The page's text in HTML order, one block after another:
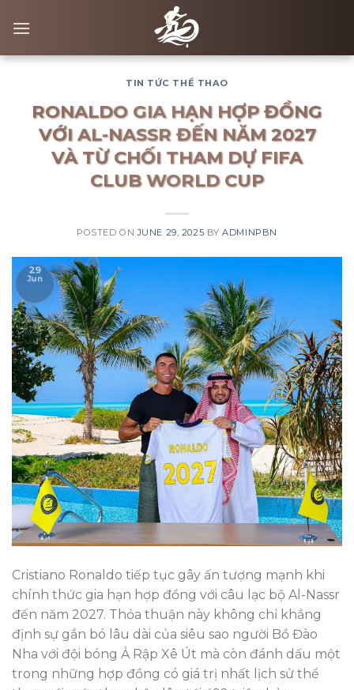
TIN TỨC THỂ THAO
RONALDO GIA HẠN HỢP ĐỒNG
VỚI AL-NASSR ĐẾN NĂM 2027
VÀ TỪ CHỐI THAM DỰ FIFA
CLUB WORLD CUP
POSTED ONJUNE 29, 2025 BYADMINPBN
29
Jun
Cristiano Ronaldo tiếp tục gây ấn tượng mạnh khi
chính thức gia hạn hợp đồng với câu lạc bộ Al-Nassr
đến năm 2027. Thỏa thuận này không chỉ khẳng
định sự gắn bó lâu dài của siêu sao người Bồ Đào
Nha với đội bóng Ả Rập Xê Út mà còn đánh dấu một
trong những hợp đồng có giá trị nhất lịch sử thể